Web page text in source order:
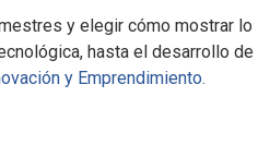
y elegir cómo mostrar lo
hasta el desarrollo de
y Emprendimiento.